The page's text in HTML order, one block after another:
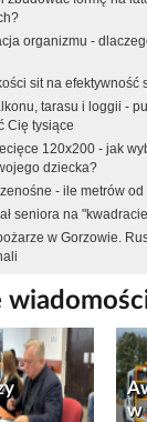
organizmu -
sit na efektywność
tarasu i loggii -
Cię tysiące
120x200 - jak
dziecka?
- ile metrów
seniora na
w Gorzowie.
w